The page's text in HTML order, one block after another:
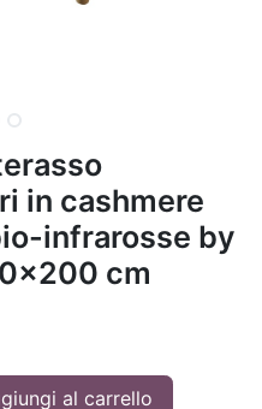
in cashmere
infrarosse by
cm
al carrello